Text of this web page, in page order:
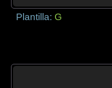
Plantilla: G